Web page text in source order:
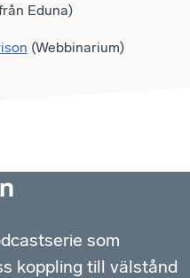
Eduna)
(Webbinarium)
som
koppling till välstånd